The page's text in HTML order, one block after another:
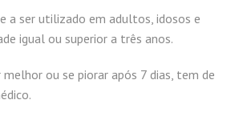
a ser utilizado em adultos, idosos e
igual ou superior a três anos.
melhor ou se piorar após 7 dias, tem de